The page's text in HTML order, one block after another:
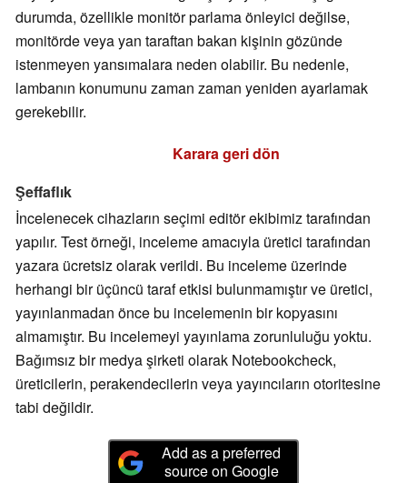
durumda, özellikle monitör parlama önleyici değilse,
monitörde veya yan taraftan bakan kişinin gözünde
istenmeyen yansımalara neden olabilir. Bu nedenle,
lambanın konumunu zaman zaman yeniden ayarlamak
gerekebilir.
Karara geri dön
Şeffaflık
İncelenecek cihazların seçimi editör ekibimiz tarafından
yapılır. Test örneği, inceleme amacıyla üretici tarafından
yazara ücretsiz olarak verildi. Bu inceleme üzerinde
herhangi bir üçüncü taraf etkisi bulunmamıştır ve üretici,
yayınlanmadan önce bu incelemenin bir kopyasını
almamıştır. Bu incelemeyi yayınlama zorunluluğu yoktu.
Bağımsız bir medya şirketi olarak Notebookcheck,
üreticilerin, perakendecilerin veya yayıncıların otoritesine
tabi değildir.
Add as a preferred
source on Google